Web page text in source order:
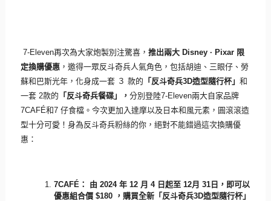
7-Eleven再次為大家炮製別注驚喜， 推出兩大Disney ∙ Pixar 限
定換購優惠，邀得一眾反斗奇兵人氣角色，包括胡迪、三眼仔、 勞
蘇和巴斯光年，化身成一套 ３ 款的 「反斗奇兵3D造型隨行杯」 和
一套2款的 「反斗奇兵餐碟」， 分別登陸7-Eleven兩大自家品牌
7CAFÉ和7 仔食檔。今次更加入達摩以及日本和風元素，圓滾滾造
型十分可愛！ 身為反斗奇兵粉絲的你，絕對不能錯過這次換購優
惠：
7CAFÉ ： 由 2024 年12 月 4 日起至12月 31日，即可以
優惠組合價$180 ，購買全新「反斗奇兵3D造型隨行杯」